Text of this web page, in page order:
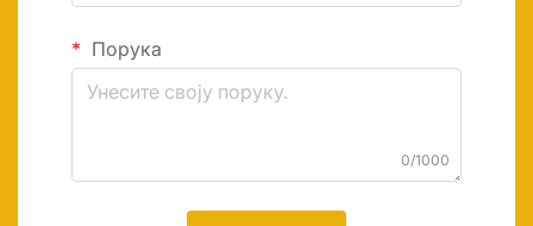
Порука
0/1000